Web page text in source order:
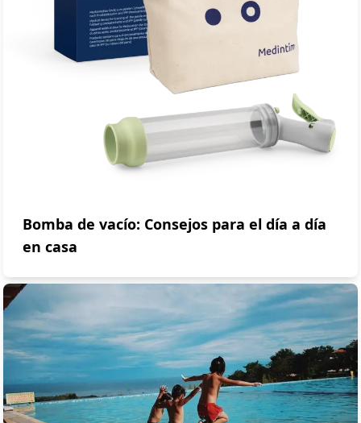
Bomba de vacío: Consejos para el día a día
en casa